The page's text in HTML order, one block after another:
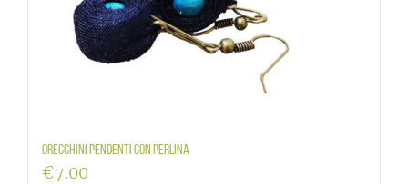
Orecchini pendenti con perlina
€7.00